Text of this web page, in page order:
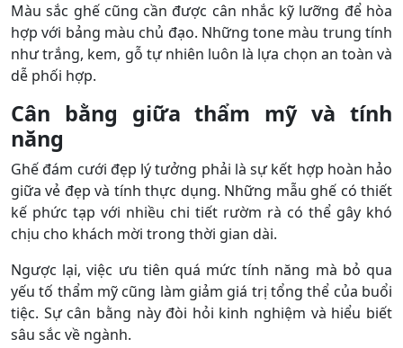
Màu sắc ghế cũng cần được cân nhắc kỹ lưỡng để hòa
hợp với bảng màu chủ đạo. Những tone màu trung tính
như trắng, kem, gỗ tự nhiên luôn là lựa chọn an toàn và
dễ phối hợp.
Cân bằng giữa thẩm mỹ và tính
năng
Ghế đám cưới đẹp lý tưởng phải là sự kết hợp hoàn hảo
giữa vẻ đẹp và tính thực dụng. Những mẫu ghế có thiết
kế phức tạp với nhiều chi tiết rườm rà có thể gây khó
chịu cho khách mời trong thời gian dài.
Ngược lại, việc ưu tiên quá mức tính năng mà bỏ qua
yếu tố thẩm mỹ cũng làm giảm giá trị tổng thể của buổi
tiệc. Sự cân bằng này đòi hỏi kinh nghiệm và hiểu biết
sâu sắc về ngành.